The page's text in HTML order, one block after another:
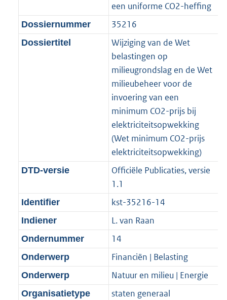
a
a
t
m
a
a
r
m
a
o
r
m
t
e
:
2
K
b
t
e
:
2
K
b
een uniforme CO2-heffing
Dossiernummer 35216
Dossiertitel
Wijziging van de Wet
belastingen op
milieugrondslag en de Wet
milieubeheer voor de
invoering van een
minimum CO2-prijs bij
elektriciteitsopwekking
(Wet minimum CO2-prijs
elektriciteitsopwekking)
DTD-versie
Officiële Publicaties, versie
1.1
Identifier kst-35216-14
Indiener L. van Raan
Ondernummer 14
Onderwerp Financiën | Belasting
Onderwerp Natuur en milieu | Energie
Organisatietype staten generaal